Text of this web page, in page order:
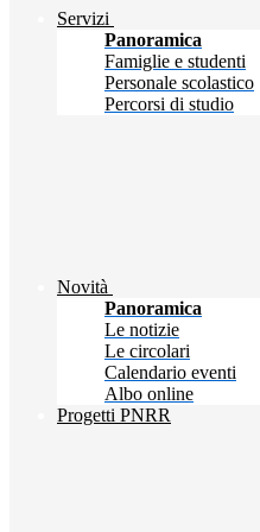
Servizi
Panoramica
Famiglie e studenti
Personale scolastico
Percorsi di studio
Novità
Panoramica
Le notizie
Le circolari
Calendario eventi
Albo online
Progetti PNRR